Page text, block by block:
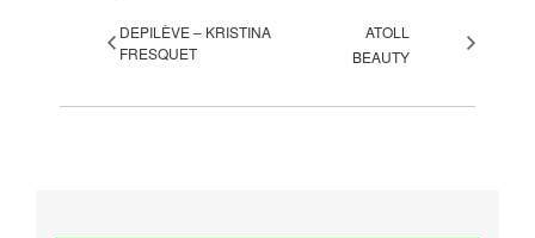
DEPILÈVE – KRISTINA
FRESQUET
ATOLL
BEAUTY